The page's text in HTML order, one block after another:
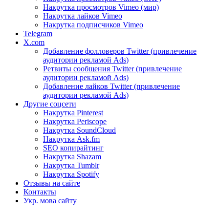
Накрутка просмотров Vimeo (мир)
Накрутка лайков Vimeo
Накрутка подписчиков Vimeo
Telegram
X.com
Добавление фолловеров Twitter (привлечение
аудитории рекламой Ads)
Ретвиты сообщения Twitter (привлечение
аудитории рекламой Ads)
Добавление лайков Twitter (привлечение
аудитории рекламой Ads)
Другие соцсети
Накрутка Pinterest
Накрутка Periscope
Накрутка SoundCloud
Накрутка Ask.fm
SEO копирайтинг
Накрутка Shazam
Накрутка Tumblr
Накрутка Spotify
Отзывы на сайте
Контакты
Укр. мова сайту